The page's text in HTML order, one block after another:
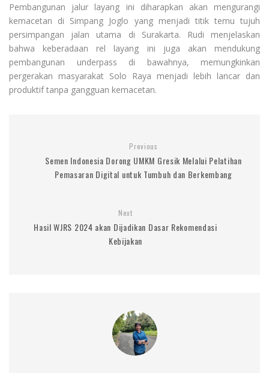
Pembangunan jalur layang ini diharapkan akan mengurangi
kemacetan di Simpang Joglo yang menjadi titik temu tujuh
persimpangan jalan utama di Surakarta. Rudi menjelaskan
bahwa keberadaan rel layang ini juga akan mendukung
pembangunan underpass di bawahnya, memungkinkan
pergerakan masyarakat Solo Raya menjadi lebih lancar dan
produktif tanpa gangguan kemacetan.
Previous
Semen Indonesia Dorong UMKM Gresik Melalui Pelatihan
Pemasaran Digital untuk Tumbuh dan Berkembang
Next
Hasil WJRS 2024 akan Dijadikan Dasar Rekomendasi
Kebijakan